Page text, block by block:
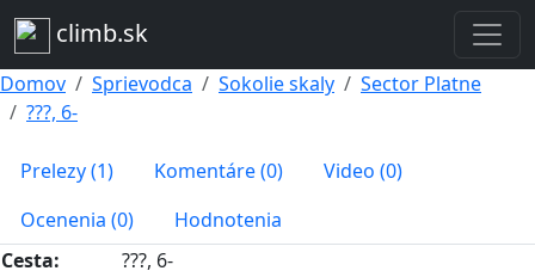
climb.sk
Domov Sprievodca Sokolie skaly
Sector Platne
???, 6-
Prelezy (1) Komentáre (0)
Video (0)
Ocenenia (0)
Hodnotenia
Cesta:
???, 6-